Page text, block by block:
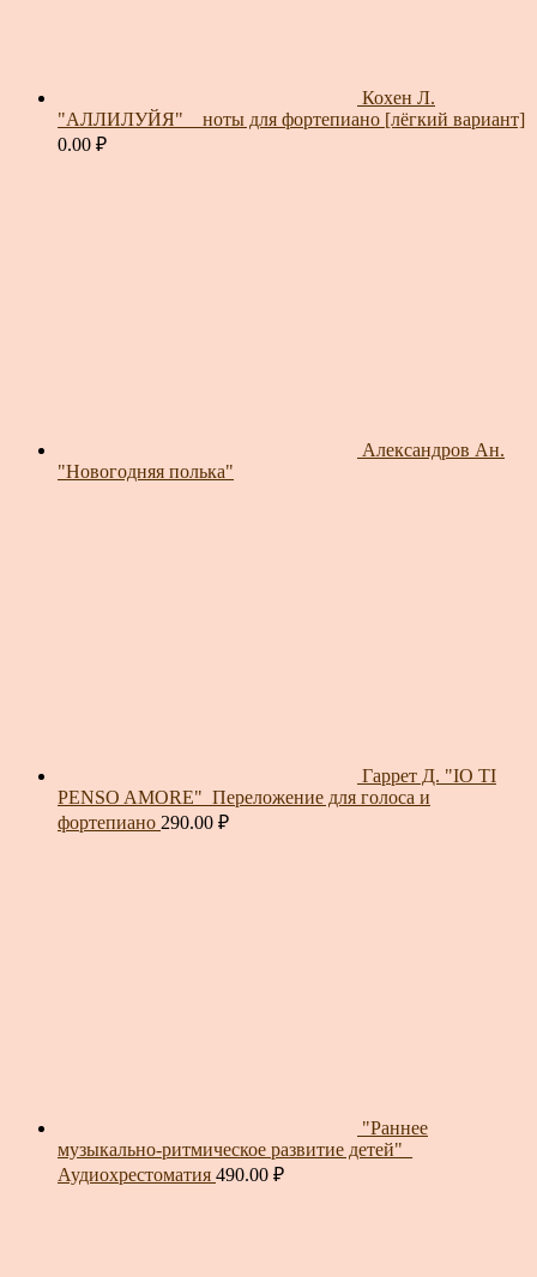
Кохен Л.
"АЛЛИЛУЙЯ" _ ноты для фортепиано [лёгкий вариант]
0.00 ₽
Александров Ан.
"Новогодняя полька"
Гаррет Д. "IO TI
PENSO AMORE"_Переложение для голоса и
фортепиано 290.00 ₽
"Раннее
музыкально-ритмическое развитие детей"_
Аудиохрестоматия 490.00 ₽